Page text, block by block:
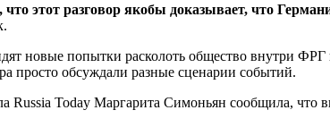
этот разговор якобы доказывает, что
новые попытки расколоть общество внутри
просто обсуждали разные сценарии событий.
Russia Today Маргарита Симоньян сообщила,